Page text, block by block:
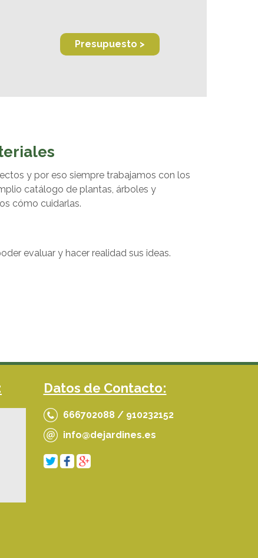
Presupuesto >
y por eso siempre trabajamos con los
catálogo de plantas, árboles y
cómo cuidarlas.
evaluar y hacer realidad sus ideas.
Datos de Contacto:
666702088 / 910232152
info@dejardines.es